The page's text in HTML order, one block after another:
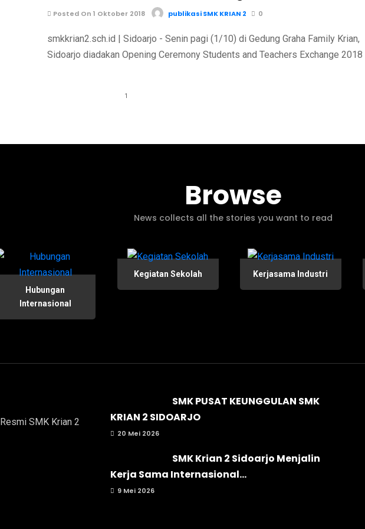
Posted On 1 Oktober 2018 publikasi SMK KRIAN 2 0
smkkrian2.sch.id | Sidoarjo - Senin pagi (1/10) di Gedung Graha Family Krian,
Sidoarjo diadakan Opening Ceremony Students and Teachers Exchange
1
Browse
News collects all the stories you want to read
Hubungan
Internasional
Kegiatan Sekolah Kerjasama Industri
SMK Krian 2
SMK PUSAT KEUNGGULAN SMK
KRIAN 2 SIDOARJO
20 Mei 2026
SMK Krian 2 Sidoarjo Menjalin
Kerja Sama Internasional...
9 Mei 2026